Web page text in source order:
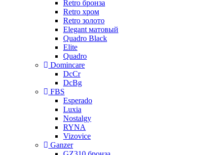
Retro бронза
Retro хром
Retro золото
Elegant матовый
Quadro Black
Elite
Quadro
Domincare
DcCr
DcBg
FBS
Esperado
Luxia
Nostalgy
RYNA
Vizovice
Ganzer